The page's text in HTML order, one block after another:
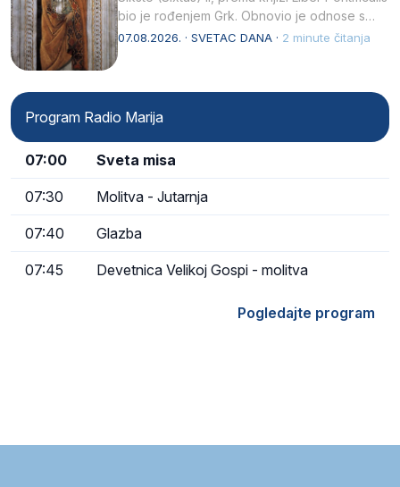
bio je rođenjem Grk. Obnovio je odnose s
afričkim…
07.08.2026. · SVETAC DANA · 2 minute čitanja
Program Radio Marija
07:00 Sveta misa
07:30 Molitva - Jutarnja
07:40 Glazba
07:45 Devetnica Velikoj Gospi - molitva
Pogledajte program